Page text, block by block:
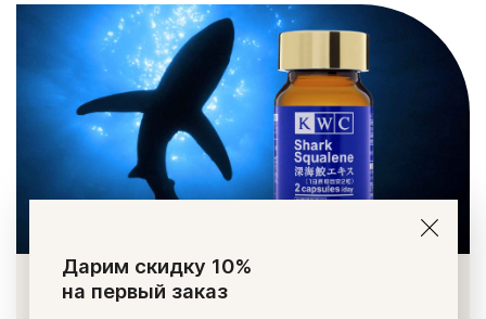
ДобавляяKWCАкулий сквален
Дарим скидку 10%
на первый заказ